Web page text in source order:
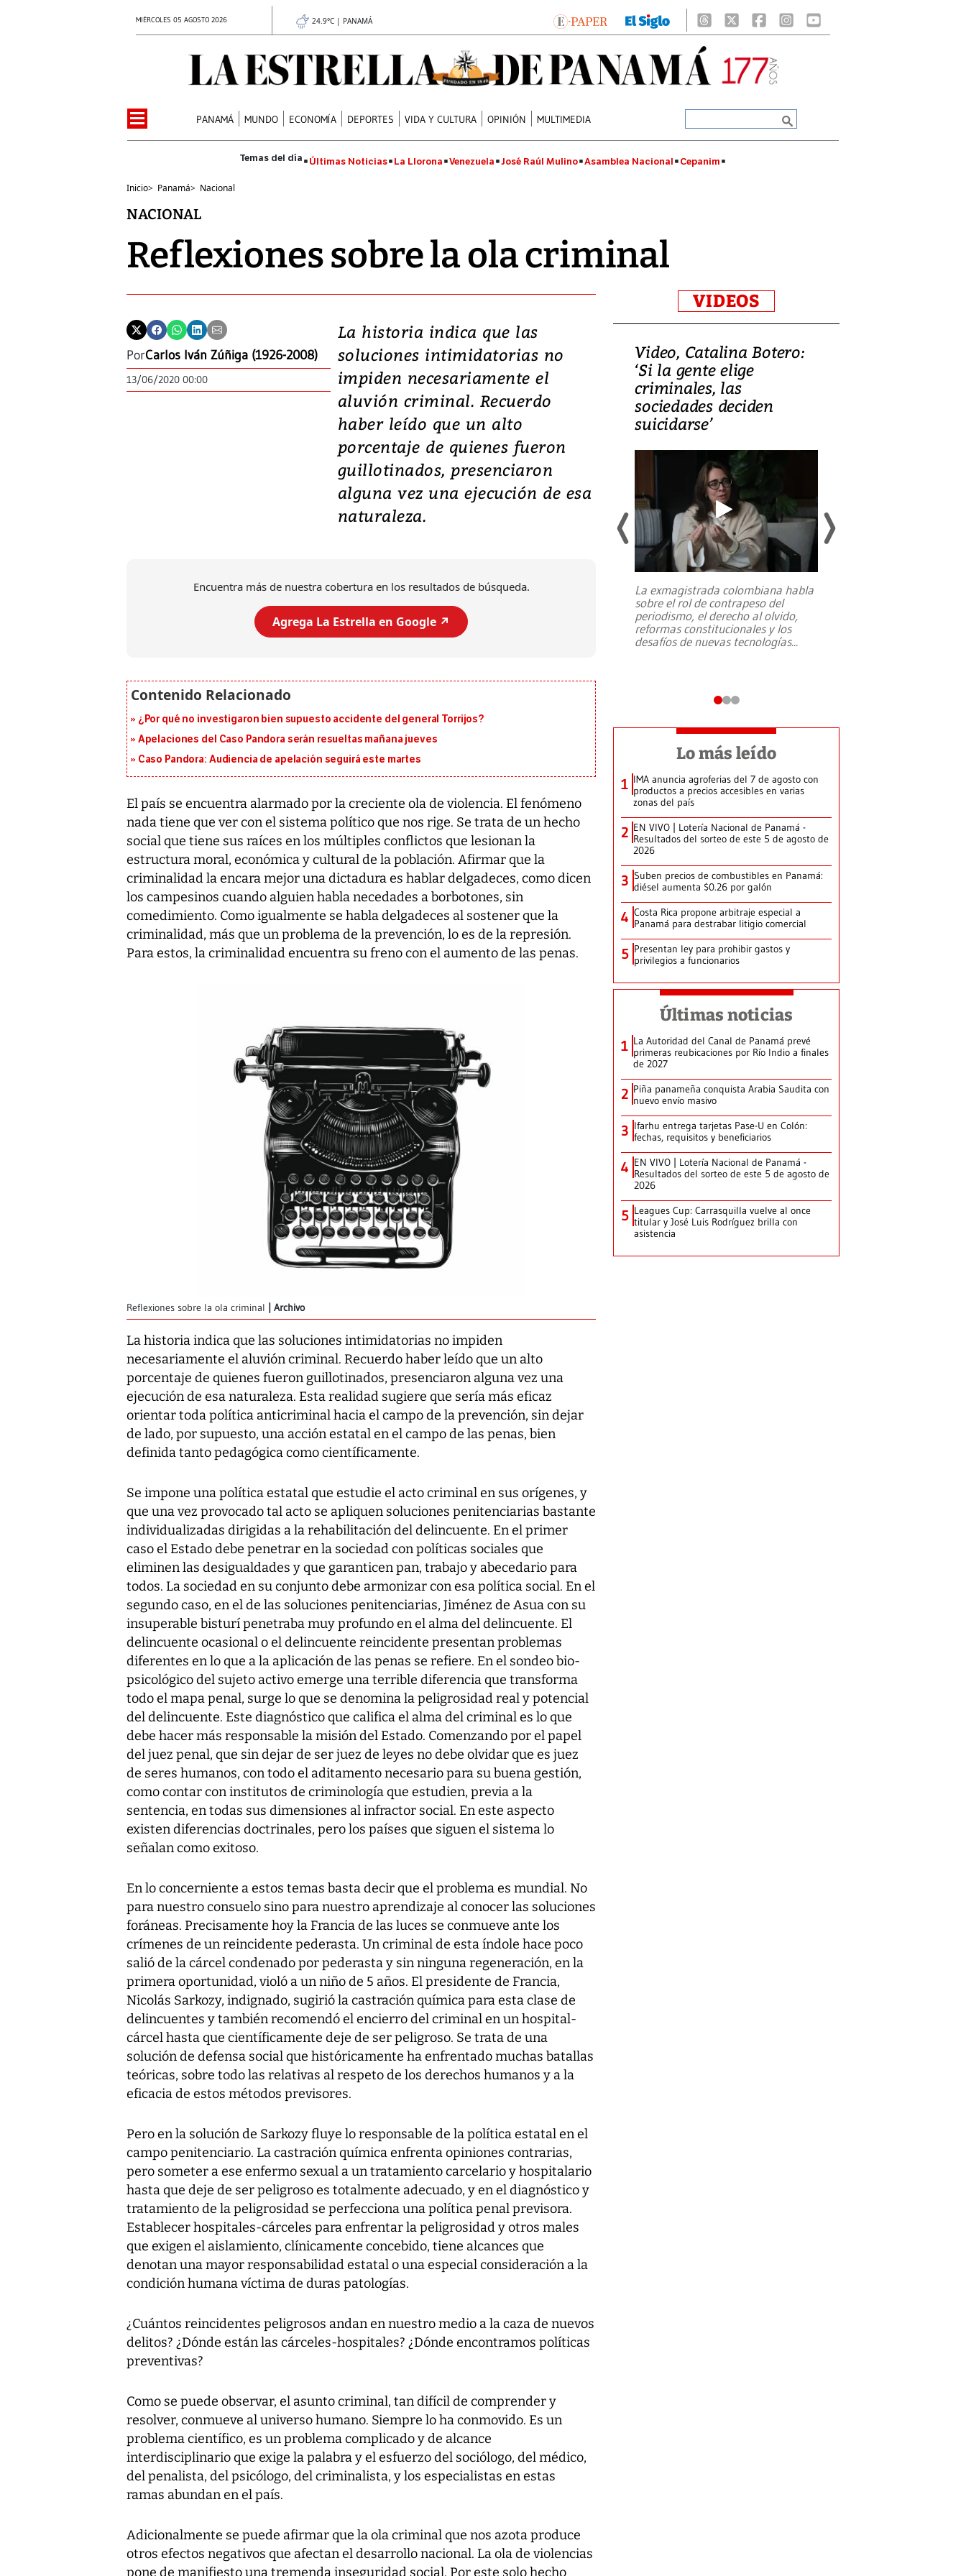
MIÉRCOLES 05 AGOSTO 2026 24.9°C | PANAMÁ
PANAMÁ MUNDO ECONOMÍA DEPORTES VIDA Y CULTURA OPINIÓN MULTIMEDIA
Últimas Noticias La Llorona Venezuela José Raúl Mulino Asamblea Nacional Cepanim
Inicio> Panamá> Nacional
NACIONAL
Reflexiones sobre la ola criminal
PorCarlos Iván Zúñiga (1926-2008)
13/06/2020 00:00
La historia indica que las
soluciones intimidatorias no
impiden necesariamente el
aluvión criminal. Recuerdo
haber leído que un alto
porcentaje de quienes fueron
guillotinados, presenciaron
alguna vez una ejecución de esa
naturaleza.
Encuentra más de nuestra cobertura en los resultados de búsqueda.
Agrega La Estrella en Google ↗️
¿Por qué no investigaron bien supuesto accidente del general Torrijos?
Apelaciones del Caso Pandora serán resueltas mañana jueves
Caso Pandora: Audiencia de apelación seguirá este martes
El país se encuentra alarmado por la creciente ola de violencia. El fenómeno
nada tiene que ver con el sistema político que nos rige. Se trata de un hecho
social que tiene sus raíces en los múltiples conflictos que lesionan la
estructura moral, económica y cultural de la población. Afirmar que la
criminalidad la encara mejor una dictadura es hablar delgadeces, como dicen
los campesinos cuando alguien habla necedades a borbotones, sin
comedimiento. Como igualmente se habla delgadeces al sostener que la
criminalidad, más que un problema de la prevención, lo es de la represión.
Para estos, la criminalidad encuentra su freno con el aumento de las penas.
Reflexiones sobre la ola criminal Archivo
La historia indica que las soluciones intimidatorias no impiden
necesariamente el aluvión criminal. Recuerdo haber leído que un alto
porcentaje de quienes fueron guillotinados, presenciaron alguna vez una
ejecución de esa naturaleza. Esta realidad sugiere que sería más eficaz
orientar toda política anticriminal hacia el campo de la prevención, sin dejar
de lado, por supuesto, una acción estatal en el campo de las penas, bien
definida tanto pedagógica como científicamente.
Se impone una política estatal que estudie el acto criminal en sus orígenes, y
que una vez provocado tal acto se apliquen soluciones penitenciarias bastante
individualizadas dirigidas a la rehabilitación del delincuente. En el primer
caso el Estado debe penetrar en la sociedad con políticas sociales que
eliminen las desigualdades y que garanticen pan, trabajo y abecedario para
todos. La sociedad en su conjunto debe armonizar con esa política social. En el
segundo caso, en el de las soluciones penitenciarias, Jiménez de Asua con su
insuperable bisturí penetraba muy profundo en el alma del delincuente. El
delincuente ocasional o el delincuente reincidente presentan problemas
diferentes en lo que a la aplicación de las penas se refiere. En el sondeo bio-
psicológico del sujeto activo emerge una terrible diferencia que transforma
todo el mapa penal, surge lo que se denomina la peligrosidad real y potencial
del delincuente. Este diagnóstico que califica el alma del criminal es lo que
debe hacer más responsable la misión del Estado. Comenzando por el papel
del juez penal, que sin dejar de ser juez de leyes no debe olvidar que es juez
de seres humanos, con todo el aditamento necesario para su buena gestión,
como contar con institutos de criminología que estudien, previa a la
sentencia, en todas sus dimensiones al infractor social. En este aspecto
existen diferencias doctrinales, pero los países que siguen el sistema lo
señalan como exitoso.
En lo concerniente a estos temas basta decir que el problema es mundial. No
para nuestro consuelo sino para nuestro aprendizaje al conocer las soluciones
foráneas. Precisamente hoy la Francia de las luces se conmueve ante los
crímenes de un reincidente pederasta. Un criminal de esta índole hace poco
salió de la cárcel condenado por pederasta y sin ninguna regeneración, en la
primera oportunidad, violó a un niño de 5 años. El presidente de Francia,
Nicolás Sarkozy, indignado, sugirió la castración química para esta clase de
delincuentes y también recomendó el encierro del criminal en un hospital-
cárcel hasta que científicamente deje de ser peligroso. Se trata de una
solución de defensa social que históricamente ha enfrentado muchas batallas
teóricas, sobre todo las relativas al respeto de los derechos humanos y a la
eficacia de estos métodos previsores.
Pero en la solución de Sarkozy fluye lo responsable de la política estatal en el
campo penitenciario. La castración química enfrenta opiniones contrarias,
pero someter a ese enfermo sexual a un tratamiento carcelario y hospitalario
hasta que deje de ser peligroso es totalmente adecuado, y en el diagnóstico y
tratamiento de la peligrosidad se perfecciona una política penal previsora.
Establecer hospitales-cárceles para enfrentar la peligrosidad y otros males
que exigen el aislamiento, clínicamente concebido, tiene alcances que
denotan una mayor responsabilidad estatal o una especial consideración a la
condición humana víctima de duras patologías.
¿Cuántos reincidentes peligrosos andan en nuestro medio a la caza de nuevos
delitos? ¿Dónde están las cárceles-hospitales? ¿Dónde encontramos políticas
preventivas?
Como se puede observar, el asunto criminal, tan difícil de comprender y
resolver, conmueve al universo humano. Siempre lo ha conmovido. Es un
problema científico, es un problema complicado y de alcance
interdisciplinario que exige la palabra y el esfuerzo del sociólogo, del médico,
del penalista, del psicólogo, del criminalista, y los especialistas en estas
ramas abundan en el país.
Adicionalmente se puede afirmar que la ola criminal que nos azota produce
otros efectos negativos que afectan el desarrollo nacional. La ola de violencias
pone de manifiesto una tremenda inseguridad social. Por este solo hecho
VIDEOS
Video, Japón: Terremoto
deja heridos y graves
daños en Kumamoto
julio en la prefectura de Kumamoto,
al sur de Japón, provocando una
emergencia de gran
Video, Catalina Botero:
‘Si la gente elige
criminales, las
sociedades deciden
suicidarse’
La exmagistrada colombiana habla
sobre el rol de contrapeso del
periodismo, el derecho al olvido,
reformas constitucionales y los
desafíos de nuevas tecnologías...
Lo más leído
1 IMA anuncia agroferias del 7 de agosto con
productos a precios accesibles en varias
zonas del país
2 EN VIVO | Lotería Nacional de Panamá -
Resultados del sorteo de este 5 de agosto de
2026
3 Suben precios de combustibles en Panamá:
diésel aumenta $0.26 por galón
4 Costa Rica propone arbitraje especial a
Panamá para destrabar litigio comercial
5 Presentan ley para prohibir gastos y
privilegios a funcionarios
Últimas noticias
1 La Autoridad del Canal de Panamá prevé
primeras reubicaciones por Río Indio a finales
de 2027
2 Piña panameña conquista Arabia Saudita con
nuevo envío masivo
3 Ifarhu entrega tarjetas Pase-U en Colón:
fechas, requisitos y beneficiarios
4 EN VIVO | Lotería Nacional de Panamá -
Resultados del sorteo de este 5 de agosto de
2026
5 Leagues Cup: Carrasquilla vuelve al once
titular y José Luis Rodríguez brilla con
asistencia